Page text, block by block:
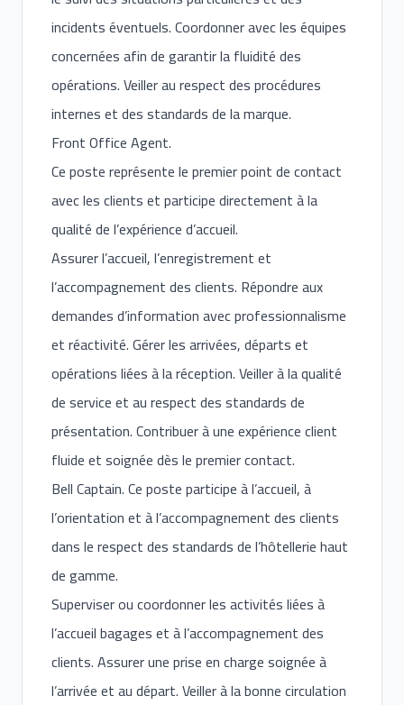
incidents éventuels. Coordonner avec les équipes
concernées afin de garantir la fluidité des
opérations. Veiller au respect des procédures
internes et des standards de la marque.
Front Office Agent.
Ce poste représente le premier point de contact
avec les clients et participe directement à la
qualité de l’expérience d’accueil.
Assurer l’accueil, l’enregistrement et
l’accompagnement des clients. Répondre aux
demandes d’information avec professionnalisme
et réactivité. Gérer les arrivées, départs et
opérations liées à la réception. Veiller à la qualité
de service et au respect des standards de
présentation. Contribuer à une expérience client
fluide et soignée dès le premier contact.
Bell Captain. Ce poste participe à l’accueil, à
l’orientation et à l’accompagnement des clients
dans le respect des standards de l’hôtellerie haut
de gamme.
Superviser ou coordonner les activités liées à
l’accueil bagages et à l’accompagnement des
clients. Assurer une prise en charge soignée à
l’arrivée et au départ. Veiller à la bonne circulation